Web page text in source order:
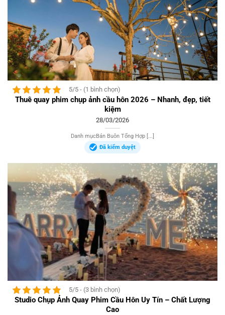
5/5 - (1 bình chọn)
Thuê quay phim chụp ảnh cầu hôn 2026 – Nhanh, đẹp, tiết
kiệm
28/03/2026
Danh mụcBán Buôn Tổng Hợp [...]
Đã kiểm duyệt
5/5 - (3 bình chọn)
Studio Chụp Ảnh Quay Phim Cầu Hôn Uy Tín – Chất Lượng
Cao